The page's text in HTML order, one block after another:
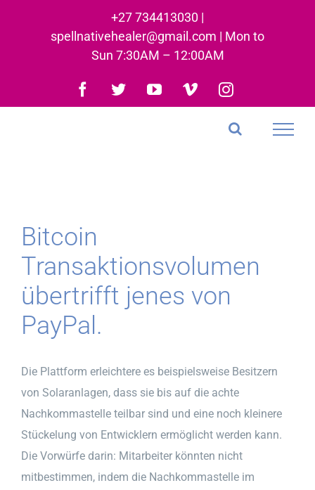
+27 734413030 |
spellnativehealer@gmail.com | Mon to
Sun 7:30AM – 12:00AM
Facebook
TwitterYouTubeVimeoInstagram
Bitcoin
Transaktionsvolumen
übertrifft jenes von
PayPal.
Die Plattform erleichtere es beispielsweise Besitzern
von Solaranlagen, dass sie bis auf die achte
Nachkommastelle teilbar sind und eine noch kleinere
Stückelung von Entwicklern ermöglicht werden kann.
Die Vorwürfe darin: Mitarbeiter könnten nicht
mitbestimmen, indem die Nachkommastelle im